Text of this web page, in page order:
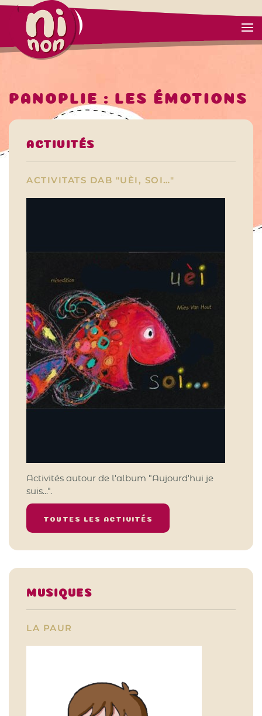
PANOPLIE : LES ÉMOTIONS
ACTIVITÉS
ACTIVITATS DAB "UÈI, SOI…"
Activités autour de l'album "Aujourd'hui je
suis...".
TOUTES LES ACTIVITÉS
MUSIQUES
LA PAUR